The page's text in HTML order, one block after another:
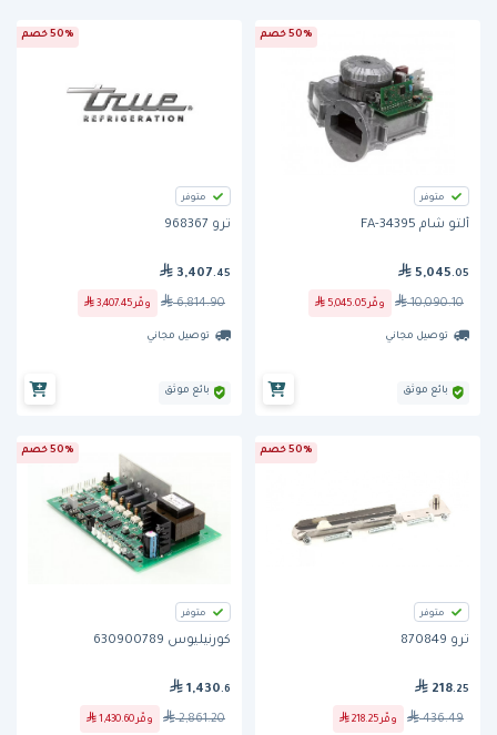
50% خصم
متوفر
ألتو شام FA-34395
5,045 .05
10,090.10 وفّر 5,045.05
توصيل مجاني
بائع موثق
50% خصم
متوفر
ترو 968367
3,407 .45
6,814.90 وفّر 3,407.45
توصيل مجاني
بائع موثق
50% خصم
متوفر
ترو 870849
218.25
436.49 وفّر 218.25
50% خصم
متوفر
كورنيليوس 630900789
1,430 .6
2,861.20 وفّر 1,430.60